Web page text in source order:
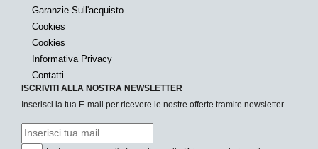
Garanzie Sull'acquisto
Cookies
Cookies
Informativa Privacy
Contatti
ISCRIVITI ALLA NOSTRA NEWSLETTER
Inserisci la tua E-mail per ricevere le nostre offerte tramite newsletter.